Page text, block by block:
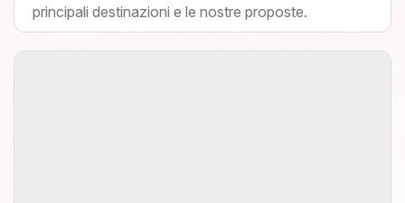
principali destinazioni e le nostre proposte.